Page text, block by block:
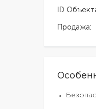
ID
Продажа: